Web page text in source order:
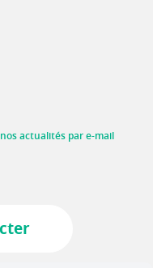
actualités par e-mail